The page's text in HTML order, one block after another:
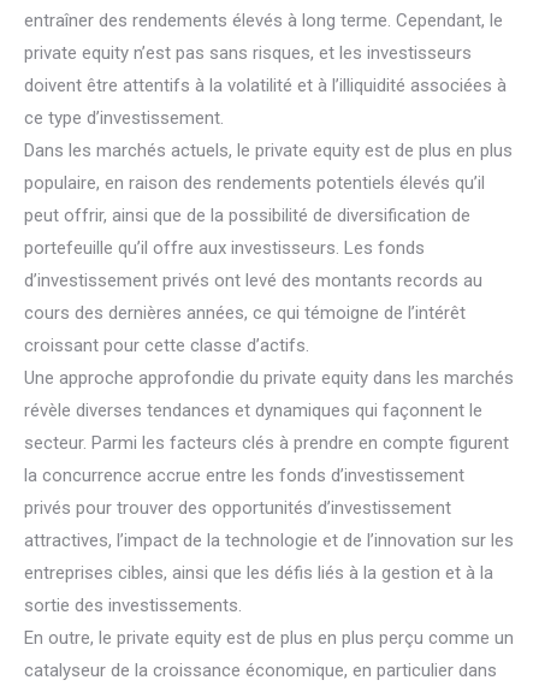
entraîner des rendements élevés à long terme. Cependant, le
private equity n’est pas sans risques, et les investisseurs
doivent être attentifs à la volatilité et à l’illiquidité associées à
ce type d’investissement.
Dans les marchés actuels, le private equity est de plus en plus
populaire, en raison des rendements potentiels élevés qu’il
peut offrir, ainsi que de la possibilité de diversification de
portefeuille qu’il offre aux investisseurs. Les fonds
d’investissement privés ont levé des montants records au
cours des dernières années, ce qui témoigne de l’intérêt
croissant pour cette classe d’actifs.
Une approche approfondie du private equity dans les marchés
révèle diverses tendances et dynamiques qui façonnent le
secteur. Parmi les facteurs clés à prendre en compte figurent
la concurrence accrue entre les fonds d’investissement
privés pour trouver des opportunités d’investissement
attractives, l’impact de la technologie et de l’innovation sur les
entreprises cibles, ainsi que les défis liés à la gestion et à la
sortie des investissements.
En outre, le private equity est de plus en plus perçu comme un
catalyseur de la croissance économique, en particulier dans